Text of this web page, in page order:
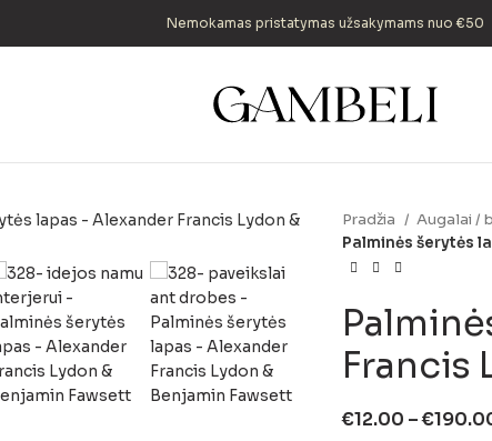
Nemokamas pristatymas užsakymams nuo €50
Pradžia Augalai /
Palminės šerytės
Francis
€12.00 –€